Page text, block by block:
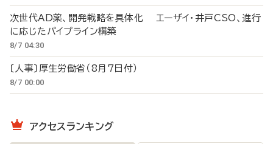
次世代AD薬、開発戦略を具体化 エーザイ・井戸CSO、進行
に応じたパイプライン構築
8/7 04:30
〔人事〕厚生労働省（8月7日付）
8/7 00:00
アクセスランキング